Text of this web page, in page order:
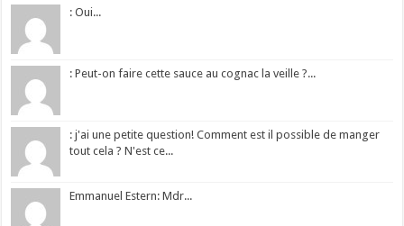
: Oui...
: Peut-on faire cette sauce au cognac la veille ?...
: j'ai une petite question! Comment est il possible de manger
tout cela ? N'est ce...
Emmanuel Estern: Mdr...